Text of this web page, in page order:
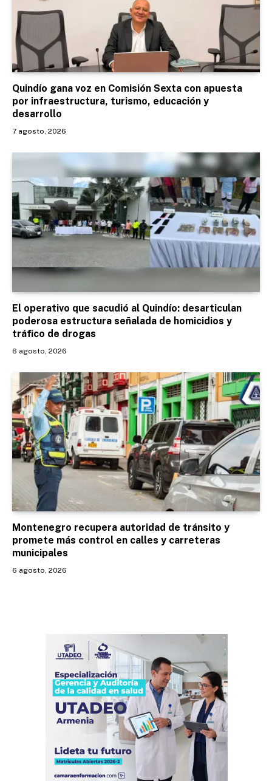
Quindío gana voz en Comisión Sexta con apuesta
por infraestructura, turismo, educación y
desarrollo
7 agosto, 2026
El operativo que sacudió al Quindío: desarticulan
poderosa estructura señalada de homicidios y
tráfico de drogas
6 agosto, 2026
Montenegro recupera autoridad de tránsito y
promete más control en calles y carreteras
municipales
6 agosto, 2026